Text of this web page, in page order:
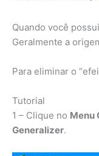
Quando você
Geralmente a
Para eliminar o
Tutorial
1 – Clique no Menu
Generalizer.